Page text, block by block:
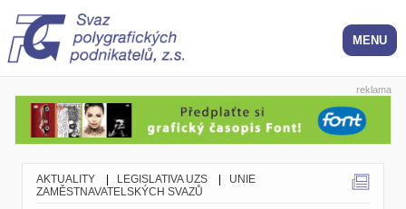
reklama
AKTUALITY LEGISLATIVA UZS
UNIE
ZAMĚSTNAVATELSKÝCH SVAZŮ